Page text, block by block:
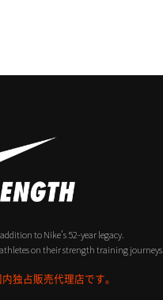
to Nike’s 52-year legacy.
on their strength training journeys.
独占販売代理店です。